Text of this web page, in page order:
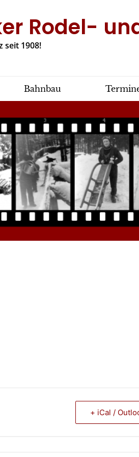
Rodel-
seit 1908!
Bahnbau
+ iCal /